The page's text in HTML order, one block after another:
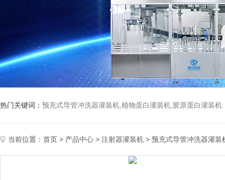
热门关键词： 预充式导管冲洗器灌装机,植物蛋白灌装机,胶原蛋白灌装机
当前位置： 首页 > 产品中心 > 注射器灌装机 > 预充式导管冲洗器灌装